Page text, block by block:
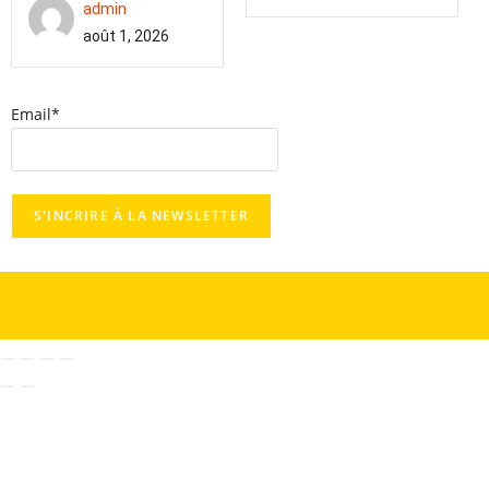
admin
août 1, 2026
Email*